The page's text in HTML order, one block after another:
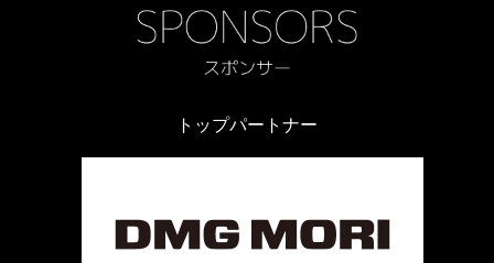
トップパートナー